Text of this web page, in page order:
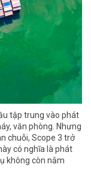
tập trung vào phát
văn phòng. Nhưng
chuỗi, Scope 3 trở
có nghĩa là phát
không còn nằm